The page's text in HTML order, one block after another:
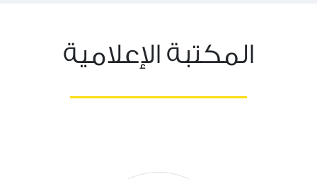
المكتبة الإعلامية